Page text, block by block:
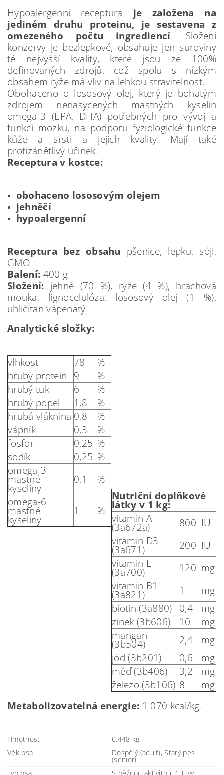
Hypoalergenní receptura je založena na
jediném druhu proteinu, je sestavena z
omezeného počtu ingrediencí. Složení
konzervy je bezlepkové, obsahuje jen suroviny
té nejvyšší kvality, které jsou ze 100%
definovaných zdrojů, což spolu s nízkým
obsahem rýže má vliv na lehkou stravitelnost.
Obohaceno o lososový olej, který je bohatým
zdrojem nenasycených mastných kyselin
omega-3 (EPA, DHA) potřebných pro vývoj a
funkci mozku, na podporu fyziologické funkce
kůže a srsti a jejich kvality. Mají také
protizánětlivý účinek.
Receptura v kostce:
obohaceno lososovým olejem
jehněčí
hypoalergenní
Receptura bez obsahu pšenice, lepku, sóji,
GMO
Balení: 400 g
Složení: jehně (70 %), rýže (4 %), hrachová
mouka, lignocelulóza, lososový olej (1 %),
uhličitan vápenatý.
Analytické složky:
vlhkost 78
%
hrubý protein
9
%
hrubý tuk
6
%
hrubý popel
1,8
%
hrubá vláknina 0,8
%
vápník
0,3
%
fosfor
0,25 %
sodík
0,25 %
omega-3
mastné
kyseliny
0,1
%
omega-6
mastné
kyseliny
1 %
Nutriční doplňkové
látky v 1 kg:
vitamin A
(3a672a) 800 IU
vitamin D3
(3a671) 200 IU
vitamin E
(3a700) 120 mg
vitamin B1
(3a821) 1
mg
biotin (3a880)
0,4
mg
zinek (3b606)
10
mg
mangan
(3b504) 2,4
mg
jód (3b201)
0,6
mg
měď (3b406)
3,2
mg
železo (3b106) 8
mg
Metabolizovatelná energie: 1 070 kcal/kg.
Hmotnost
0.448 kg
Věk psa
Dospělý (adult), Starý pes
(senior)